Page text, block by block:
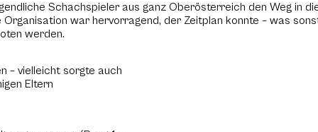
Schachspieler aus ganz Oberösterreich den Weg in
Organisation war hervorragend, der Zeitplan konnte – was
werden.
– vielleicht sorgte auch
Eltern